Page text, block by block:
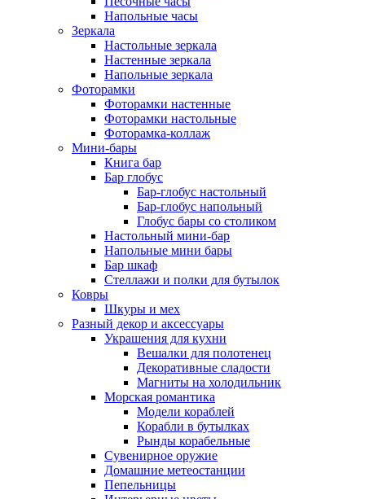
Напольные часы
Зеркала
Настольные зеркала
Настенные зеркала
Напольные зеркала
Фоторамки
Фоторамки настенные
Фоторамки настольные
Фоторамка-коллаж
Мини-бары
Книга бар
Бар глобус
Бар-глобус настольный
Бар-глобус напольный
Глобус бары со столиком
Настольный мини-бар
Напольные мини бары
Бар шкаф
Стеллажи и полки для бутылок
Ковры
Шкуры и мех
Разный декор и аксессуары
Украшения для кухни
Вешалки для полотенец
Декоративные сладости
Магниты на холодильник
Морская романтика
Модели кораблей
Корабли в бутылках
Рынды корабельные
Сувенирное оружие
Домашние метеостанции
Пепельницы